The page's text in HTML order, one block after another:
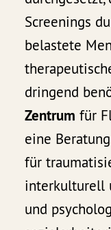
Screenings
belastete
dringend
Zentrum für
eine
für
interkulturell
und